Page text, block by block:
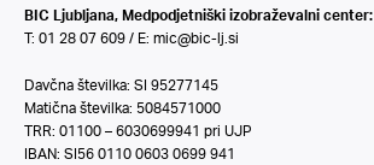
BIC Ljubljana, Medpodjetniški izobraževalni center:
T: 01 28 07 609 / E: mic@bic-lj.si
Davčna številka: SI 95277145
Matična številka: 5084571000
TRR: 01100 – 6030699941 pri UJP
IBAN: SI56 0110 0603 0699 941